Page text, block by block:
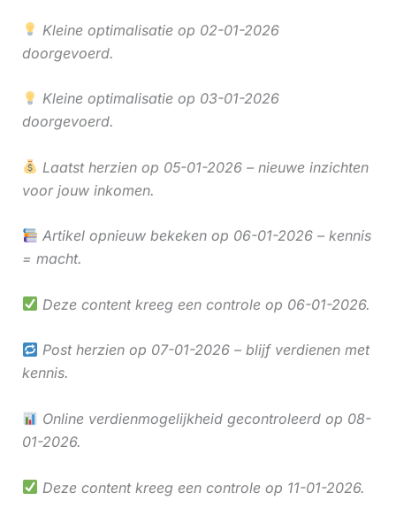
Kleine optimalisatie op 02-01-2026
doorgevoerd.
Kleine optimalisatie op 03-01-2026
doorgevoerd.
Laatst herzien op 05-01-2026 – nieuwe inzichten
voor jouw inkomen.
Artikel opnieuw bekeken op 06-01-2026 – kennis
= macht.
Deze content kreeg een controle op 06-01-2026.
Post herzien op 07-01-2026 – blijf verdienen met
kennis.
Online verdienmogelijkheid gecontroleerd op 08-
01-2026.
Deze content kreeg een controle op 11-01-2026.